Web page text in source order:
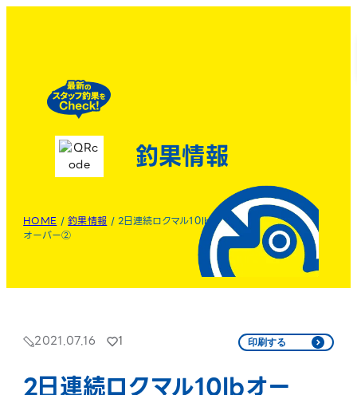
釣果情報
HOME /釣果情報 /2日連続ロクマル10lb
オーバー②
2021.07.16 1 印刷する
2日連続ロクマル10lbオー